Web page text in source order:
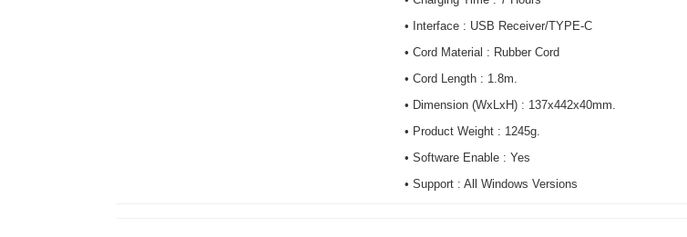
• Interface : USB Receiver/TYPE-C
• Cord Material : Rubber Cord
• Cord Length : 1.8m.
• Dimension (WxLxH) : 137x442x40mm.
• Product Weight : 1245g.
• Software Enable : Yes
• Support : All Windows Versions